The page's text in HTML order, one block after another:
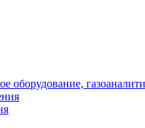
оборудование,